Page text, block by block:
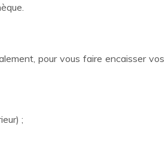
pour vous faire encaisser vos
;